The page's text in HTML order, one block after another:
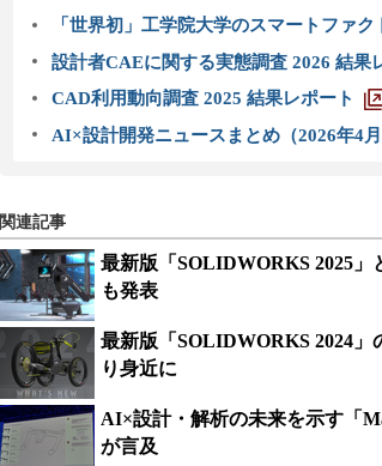
「世界初」工学院大学のスマートファ
設計者CAEに関する実態調査 2026 結果
CAD利用動向調査 2025 結果レポート
AI×設計開発ニュースまとめ（2026年4月
関連記事
最新版「SOLIDWORKS 2025
も発表
最新版「SOLIDWORKS 2024
り身近に
AI×設計・解析の未来を示す「
が言及